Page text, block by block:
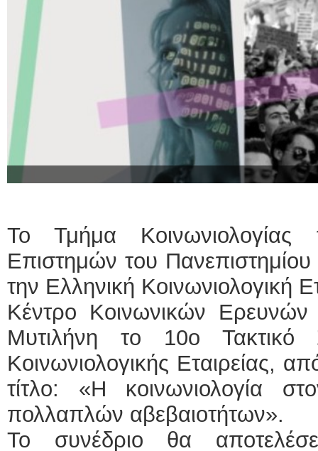
Το Τμήμα Κοινωνιολογίας
Επιστημών του
την Ελληνική Κοινωνιολογική
Κέντρο Κοινωνικών
Μυτιλήνη το 10ο Τακτικό
Κοινωνιολογικής Εταιρείας,
τίτλο: «Η κοινωνιολογία
πολλαπλών αβεβαιοτήτων».
Το συνέδριο θα